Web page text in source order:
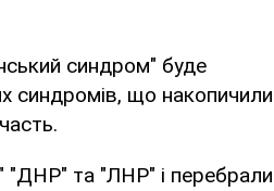
синдром" буде
синдромів, що
"ДНР" та "ЛНР" і